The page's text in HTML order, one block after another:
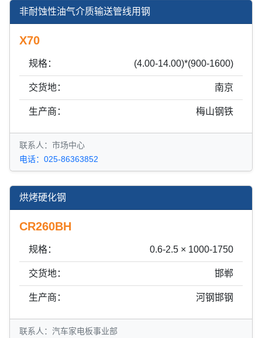
非耐蚀性油气介质输送管线用钢
X70
规格： (4.00-14.00)*(900-1600)
交货地： 南京
生产商： 梅山钢铁
联系人：市场中心
电话：025-86363852
烘烤硬化钢
CR260BH
规格： 0.6-2.5 × 1000-1750
交货地： 邯郸
生产商： 河钢邯钢
联系人：汽车家电板事业部